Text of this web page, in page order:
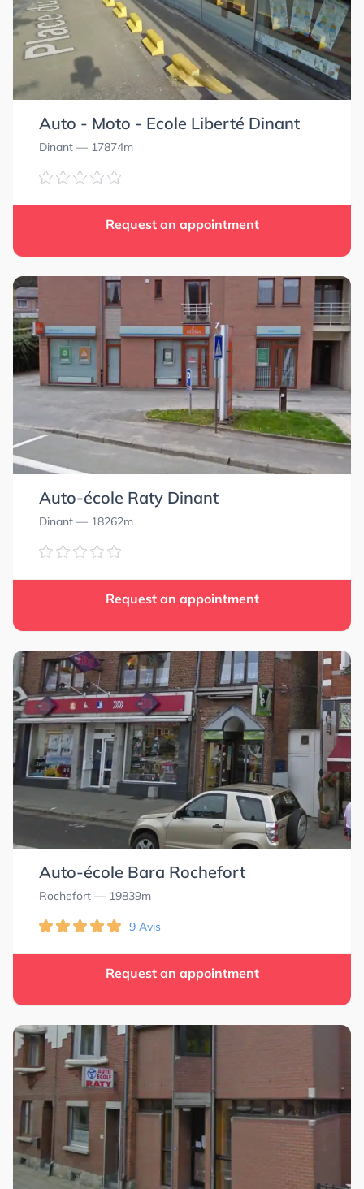
Auto - Moto - Ecole Liberté Dinant
Dinant — 17874m
Request an appointment
Auto-école Raty Dinant
Dinant — 18262m
Request an appointment
Auto-école Bara Rochefort
Rochefort — 19839m
9 Avis
Request an appointment